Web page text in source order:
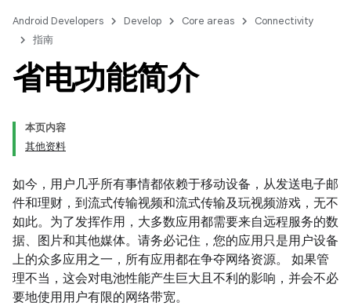
Android Developers Develop Core areas
Connectivity
指南
省电功能简介
本页内容
其他资料
如今，用户几乎所有事情都依赖于移动设备，从发送电子邮
件和理财，到流式传输视频和流式传输及玩视频游戏，无不
如此。为了发挥作用，大多数应用都需要来自远程服务的数
据、图片和其他媒体。请务必记住，您的应用只是用户设备
上的众多应用之一，所有应用都在争夺网络资源。 如果管
理不当，这会对电池性能产生巨大且不利的影响，并会不必
要地使用用户有限的网络带宽。